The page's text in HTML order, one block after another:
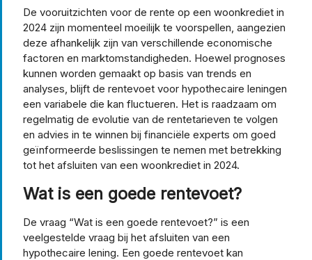
De vooruitzichten voor de rente op een woonkrediet in
2024 zijn momenteel moeilijk te voorspellen, aangezien
deze afhankelijk zijn van verschillende economische
factoren en marktomstandigheden. Hoewel prognoses
kunnen worden gemaakt op basis van trends en
analyses, blijft de rentevoet voor hypothecaire leningen
een variabele die kan fluctueren. Het is raadzaam om
regelmatig de evolutie van de rentetarieven te volgen
en advies in te winnen bij financiële experts om goed
geïnformeerde beslissingen te nemen met betrekking
tot het afsluiten van een woonkrediet in 2024.
Wat is een goede rentevoet?
De vraag “Wat is een goede rentevoet?” is een
veelgestelde vraag bij het afsluiten van een
hypothecaire lening. Een goede rentevoet kan